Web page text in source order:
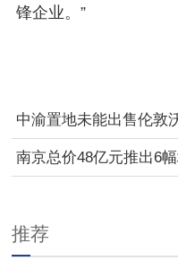
锋企业。”
中渝置地未能出售伦敦
南京总价48亿元推出6
推荐